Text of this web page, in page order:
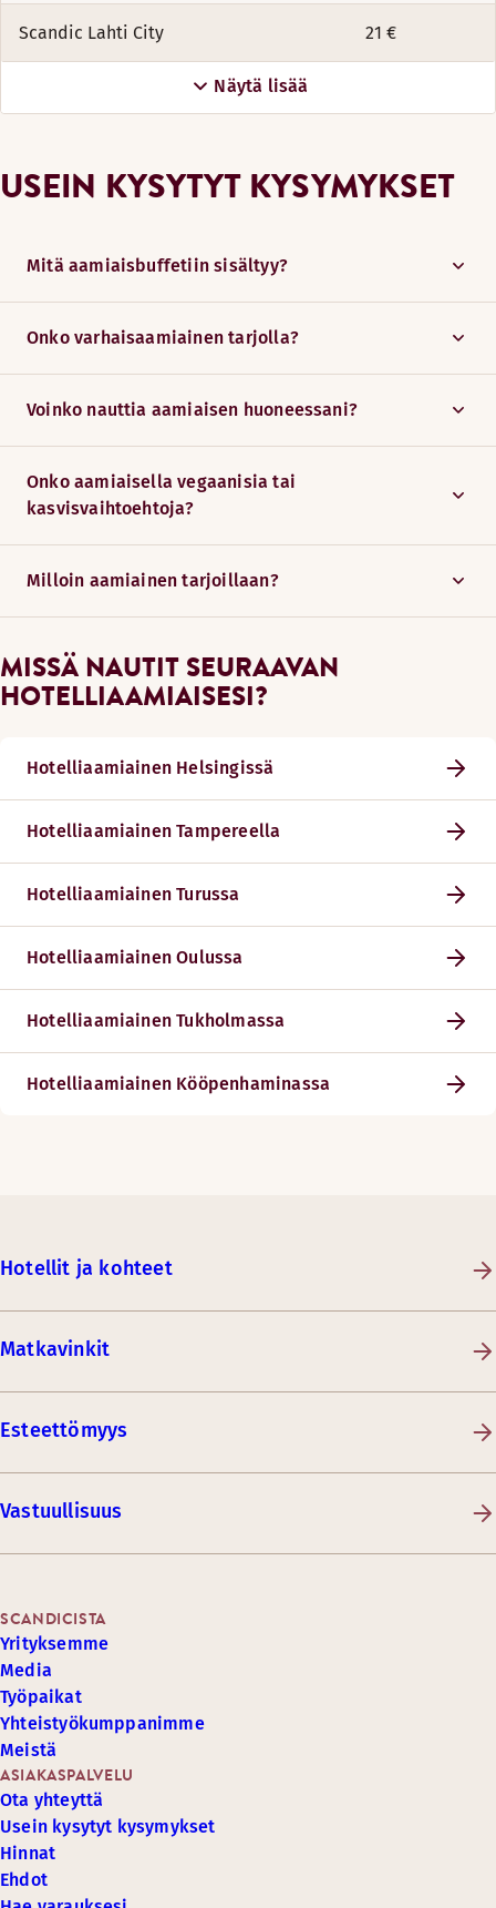
Scandic Lahti City 21 €
Näytä lisää
USEIN KYSYTYT KYSYMYKSET
Mitä aamiaisbuffetiin sisältyy?
Onko varhaisaamiainen tarjolla?
Voinko nauttia aamiaisen huoneessani?
Onko aamiaisella vegaanisia tai
kasvisvaihtoehtoja?
Milloin aamiainen tarjoillaan?
MISSÄ NAUTIT SEURAAVAN
HOTELLIAAMIAISESI?
Hotelliaamiainen Helsingissä
Hotelliaamiainen Tampereella
Hotelliaamiainen Turussa
Hotelliaamiainen Oulussa
Hotelliaamiainen Tukholmassa
Hotelliaamiainen Kööpenhaminassa
Hotellit ja kohteet
Matkavinkit
Esteettömyys
Vastuullisuus
ASIAKASPALVELU
Ota yhteyttä
Usein kysytyt kysymykset
Hinnat
Ehdot
SCANDICISTA
Yrityksemme
Media
Työpaikat
Yhteistyökumppanimme
Meistä